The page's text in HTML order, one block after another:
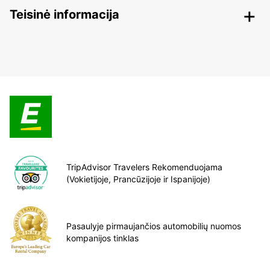
Teisinė informacija
TripAdvisor Travelers Rekomenduojama
(Vokietijoje, Prancūzijoje ir Ispanijoje)
Pasaulyje pirmaujančios automobilių nuomos
kompanijos tinklas